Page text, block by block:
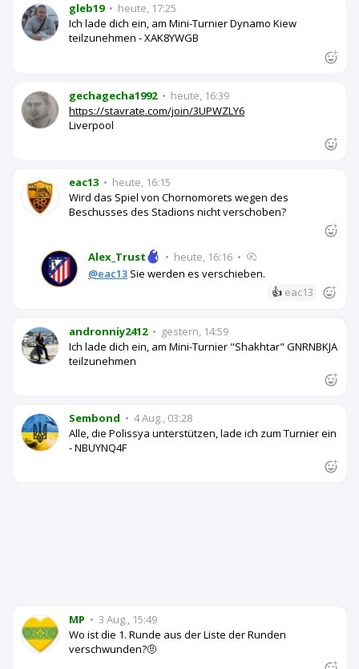
gleb19 • heute, 17:25
Ich lade dich ein, am Mini-Turnier Dynamo Kiew
teilzunehmen - XAK8YWGB
gechagecha1992 • heute, 16:39
https://stavrate.com/join/3UPWZLY6
Liverpool
eac13 • heute, 16:15
Wird das Spiel von Chornomorets wegen des
Beschusses des Stadions nicht verschoben?
Alex_Trust • heute, 16:16 •
@eac13 Sie werden es verschieben.
👍 eac13
andronniy2412 • gestern, 14:59
Ich lade dich ein, am Mini-Turnier "Shakhtar" GNRNBKJA
teilzunehmen
Sembond • 4 Aug., 03:28
Alle, die Polissya unterstützen, lade ich zum Turnier ein
- NBUYNQ4F
MP • 3 Aug., 15:49
Wo ist die 1. Runde aus der Liste der Runden
verschwunden?🤨